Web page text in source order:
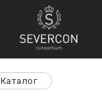
Каталог